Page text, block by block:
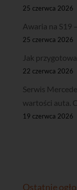
25 czerwca 2026
Awaria na S19
25 czerwca 2026
Jak
22 czerwca 2026
Serwis
wartości auta.
19 czerwca 2026
Ostatnie